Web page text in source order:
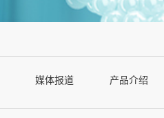
媒体报道 产品介绍